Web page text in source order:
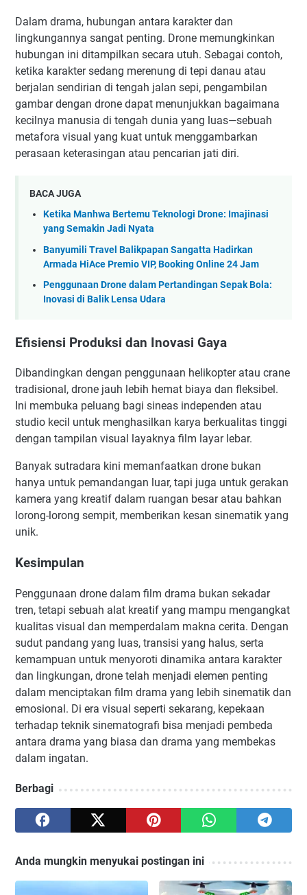
Dalam drama, hubungan antara karakter dan
lingkungannya sangat penting. Drone memungkinkan
hubungan ini ditampilkan secara utuh. Sebagai contoh,
ketika karakter sedang merenung di tepi danau atau
berjalan sendirian di tengah jalan sepi, pengambilan
gambar dengan drone dapat menunjukkan bagaimana
kecilnya manusia di tengah dunia yang luas—sebuah
metafora visual yang kuat untuk menggambarkan
perasaan keterasingan atau pencarian jati diri.
BACA JUGA
Ketika Manhwa Bertemu Teknologi Drone: Imajinasi
yang Semakin Jadi Nyata
Banyumili Travel Balikpapan Sangatta Hadirkan
Armada HiAce Premio VIP, Booking Online 24 Jam
Penggunaan Drone dalam Pertandingan Sepak Bola:
Inovasi di Balik Lensa Udara
Efisiensi Produksi dan Inovasi Gaya
Dibandingkan dengan penggunaan helikopter atau crane
tradisional, drone jauh lebih hemat biaya dan fleksibel.
Ini membuka peluang bagi sineas independen atau
studio kecil untuk menghasilkan karya berkualitas tinggi
dengan tampilan visual layaknya film layar lebar.
Banyak sutradara kini memanfaatkan drone bukan
hanya untuk pemandangan luar, tapi juga untuk gerakan
kamera yang kreatif dalam ruangan besar atau bahkan
lorong-lorong sempit, memberikan kesan sinematik yang
unik.
Kesimpulan
Penggunaan drone dalam film drama bukan sekadar
tren, tetapi sebuah alat kreatif yang mampu mengangkat
kualitas visual dan memperdalam makna cerita. Dengan
sudut pandang yang luas, transisi yang halus, serta
kemampuan untuk menyoroti dinamika antara karakter
dan lingkungan, drone telah menjadi elemen penting
dalam menciptakan film drama yang lebih sinematik dan
emosional. Di era visual seperti sekarang, kepekaan
terhadap teknik sinematografi bisa menjadi pembeda
antara drama yang biasa dan drama yang membekas
dalam ingatan.
Berbagi
Anda mungkin menyukai postingan ini